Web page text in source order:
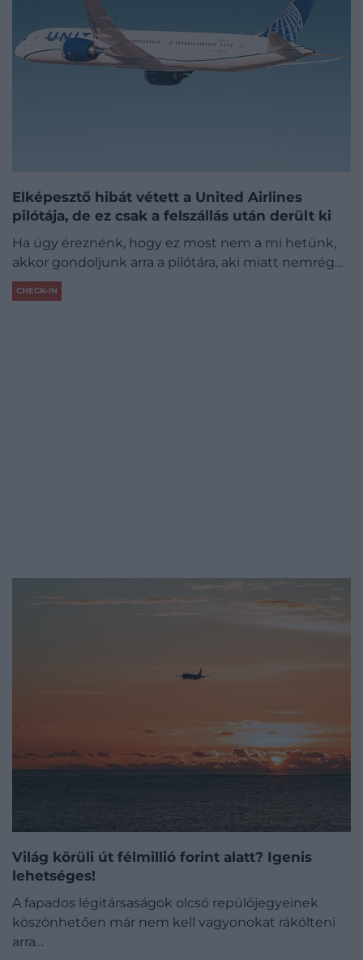
Elképesztő hibát vétett a United Airlines
pilótája, de ez csak a felszállás után derült ki
Ha úgy éreznénk, hogy ez most nem a mi hetünk,
akkor gondoljunk arra a pilótára, aki miatt nemrég…
CHECK-IN
Világ körüli út félmillió forint alatt? Igenis
lehetséges!
A fapados légitársaságok olcsó repülőjegyeinek
köszönhetően már nem kell vagyonokat rákölteni
arra…